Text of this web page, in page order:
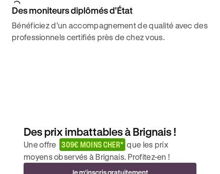
Des moniteurs diplômés d’État
Bénéficiez d’un accompagnement de qualité avec des
professionnels certifiés près de chez vous.
Des prix imbattables à Brignais !
Une offre 309€ MOINS CHER* que les prix
moyens observés à Brignais. Profitez-en !
Je m'inscris gratuitement